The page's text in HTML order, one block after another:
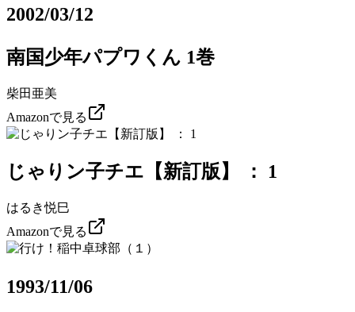
2002/03/12
南国少年パプワくん 1巻
柴田亜美
Amazonで見る
じゃりン子チエ【新訂版】 ： 1
はるき悦巳
Amazonで見る
1993/11/06